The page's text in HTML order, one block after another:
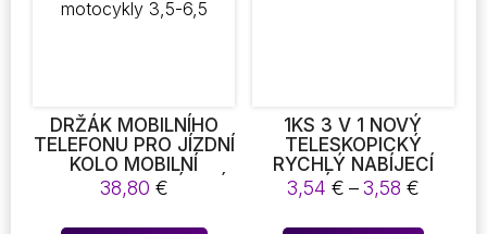
LOŽNICE KOUPELNA
DRŽÁK MOBILNÍHO
TELEFONU PRO JÍZDNÍ
KOLO MOBILNÍ
STOJAN PRO JÍZDNÍ
KOLO UNIVERZÁLNÍ
DRŽÁK MOBILNÍHO
38,80 €
1KS 3 V 1 NOVÝ
TELESKOPICKÝ
RYCHLÝ NABÍJECÍ
DATOVÝ KABEL USB-
C TYPU C / IOS /
MICRO USB (DÉLKA:
3,54 € –3,58 €Rozpětí